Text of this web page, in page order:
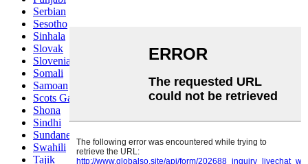
Serbian
Sesotho
Sinhala
Slovak
Slovenian
Somali
Samoan
Scots Gaelic
Shona
Sindhi
Sundanese
Swahili
Tajik